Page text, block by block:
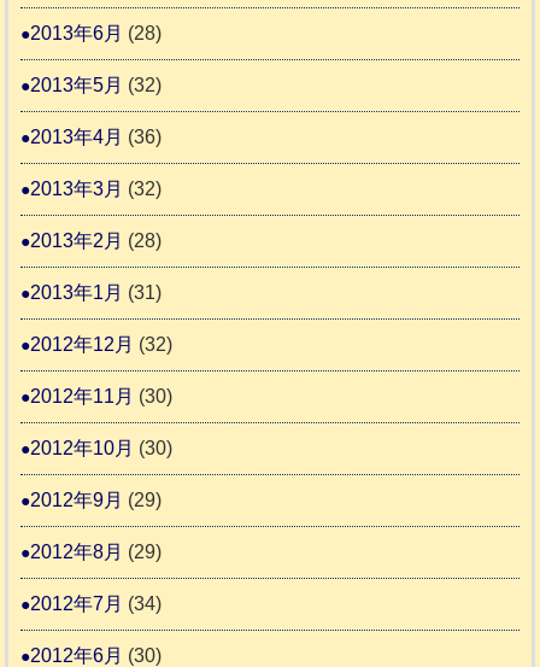
2013年6月 (28)
2013年5月 (32)
2013年4月 (36)
2013年3月 (32)
2013年2月 (28)
2013年1月 (31)
2012年12月 (32)
2012年11月 (30)
2012年10月 (30)
2012年9月 (29)
2012年8月 (29)
2012年7月 (34)
2012年6月 (30)